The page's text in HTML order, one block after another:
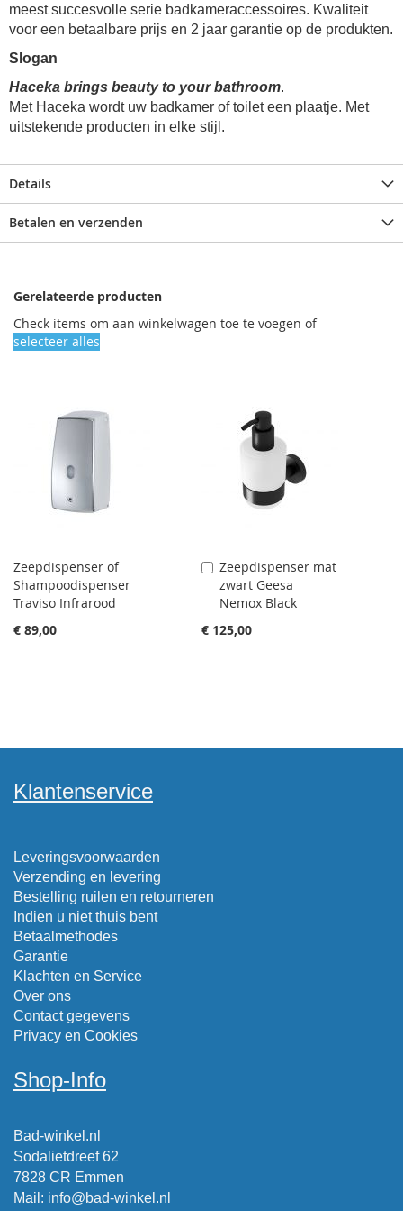
meest succesvolle serie badkameraccessoires. Kwaliteit
voor een betaalbare prijs en 2 jaar garantie op de produkten.
Slogan
Haceka brings beauty to your bathroom.
Met Haceka wordt uw badkamer of toilet een plaatje. Met
uitstekende producten in elke stijl.
Details
Betalen en verzenden
Gerelateerde producten
Check items om aan winkelwagen toe te voegen of
selecteer alles
Zeepdispenser of
Shampoodispenser
Traviso Infrarood
€ 89,00
Zeepdispenser mat
zwart Geesa
Nemox Black
€ 125,00
Aan
winkelwagen
toevoegen
Klantenservice
Leveringsvoorwaarden
Verzending en levering
Bestelling ruilen en retourneren
Indien u niet thuis bent
Betaalmethodes
Garantie
Klachten en Service
Over ons
Contact gegevens
Privacy en Cookies
Shop-Info
Bad-winkel.nl
Sodalietdreef 62
7828 CR Emmen
Mail : info@bad-winkel.nl